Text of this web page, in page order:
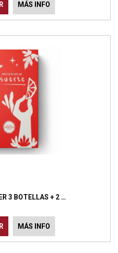
MÁS INFO
3 BOTELLAS + 2 …
MÁS INFO